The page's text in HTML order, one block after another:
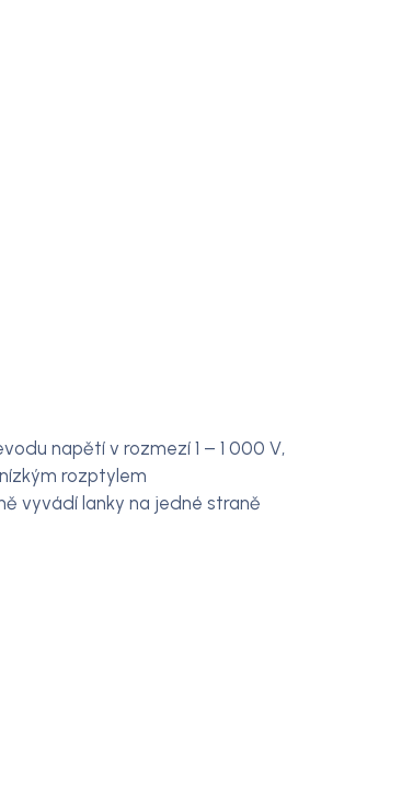
napětí v rozmezí 1 – 1 000 V,
rozptylem
vyvádí lanky na jedné straně